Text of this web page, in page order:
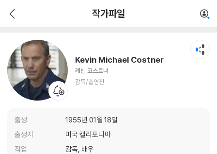
작가파일
Kevin Michael Costner
케빈 코스트너
감독/출연진
출생
1955년 01월 18일
출생지
미국 캘리포니아
직업
감독, 배우